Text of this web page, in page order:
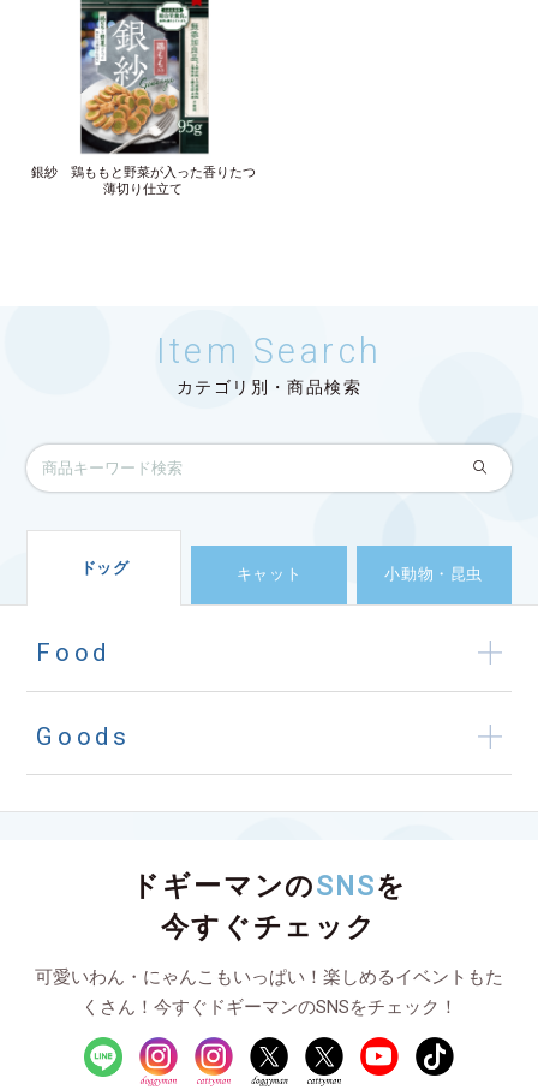
銀紗 鶏ももと野菜が入った香りたつ
薄切り仕立て
Item Search
カテゴリ別・商品検索
ドッグ キャット 小動物・昆虫
Food
Goods
ドギーマンのSNSを
今すぐチェック
可愛いわん・にゃんこもいっぱい！楽しめるイベントもた
くさん！今すぐドギーマンのSNSをチェック！